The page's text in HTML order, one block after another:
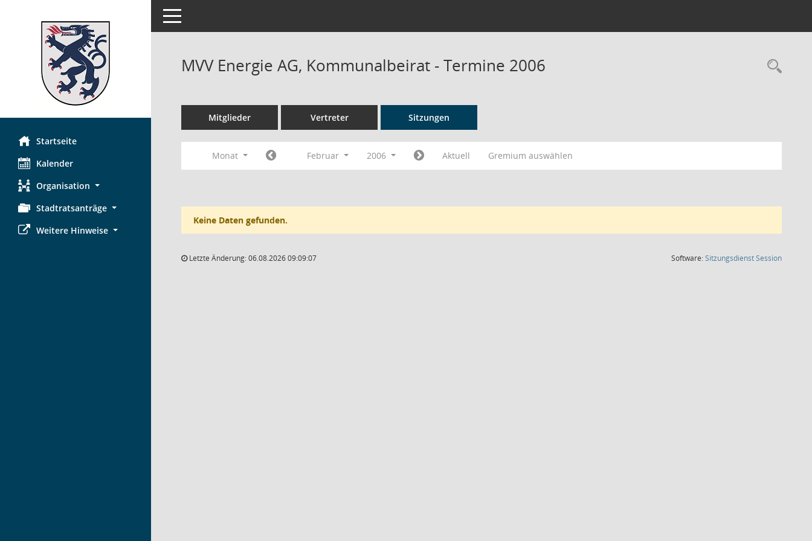
Startseite
Kalender
Organisation
Stadtratsanträge
Weitere Hinweise
Toggle navigation
MVV Energie AG, Kommunalbeirat - Termine 2006
Mitglieder Vertreter Sitzungen
Monat Februar 2006 Aktuell Gremium auswählen
Keine Daten gefunden.
Letzte Änderung: 06.08.2026 09:09:07 Software:SitzungsdienstSession(Wird in